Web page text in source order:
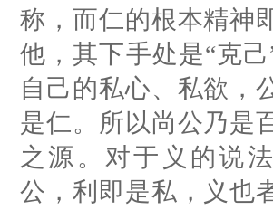
称，而仁的根本精神
他，其下手处是“克
自己的私心、私欲，
是仁。所以尚公乃是
之源。对于义的说
公，利即是私，义也